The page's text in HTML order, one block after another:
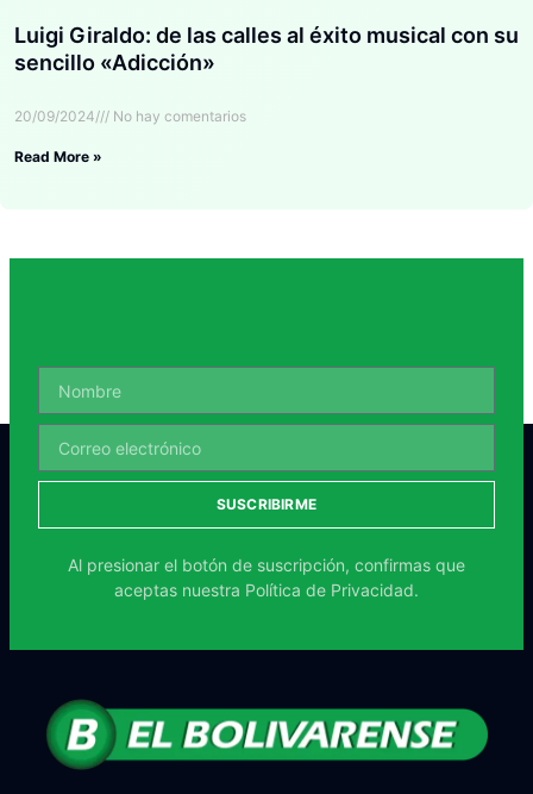
Luigi Giraldo: de las calles al éxito musical con su
sencillo «Adicción»
20/09/2024 No hay comentarios
Read More »
SUSCRIBIRME
Al presionar el botón de suscripción, confirmas que
aceptas nuestra Política de Privacidad.